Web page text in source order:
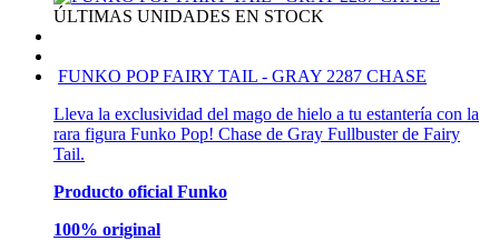
ÚLTIMAS UNIDADES EN STOCK
FUNKO POP FAIRY TAIL - GRAY 2287 CHASE
Lleva la exclusividad del mago de hielo a tu estantería con la
rara figura Funko Pop! Chase de Gray Fullbuster de Fairy
Tail.
Producto oficial Funko
100% original